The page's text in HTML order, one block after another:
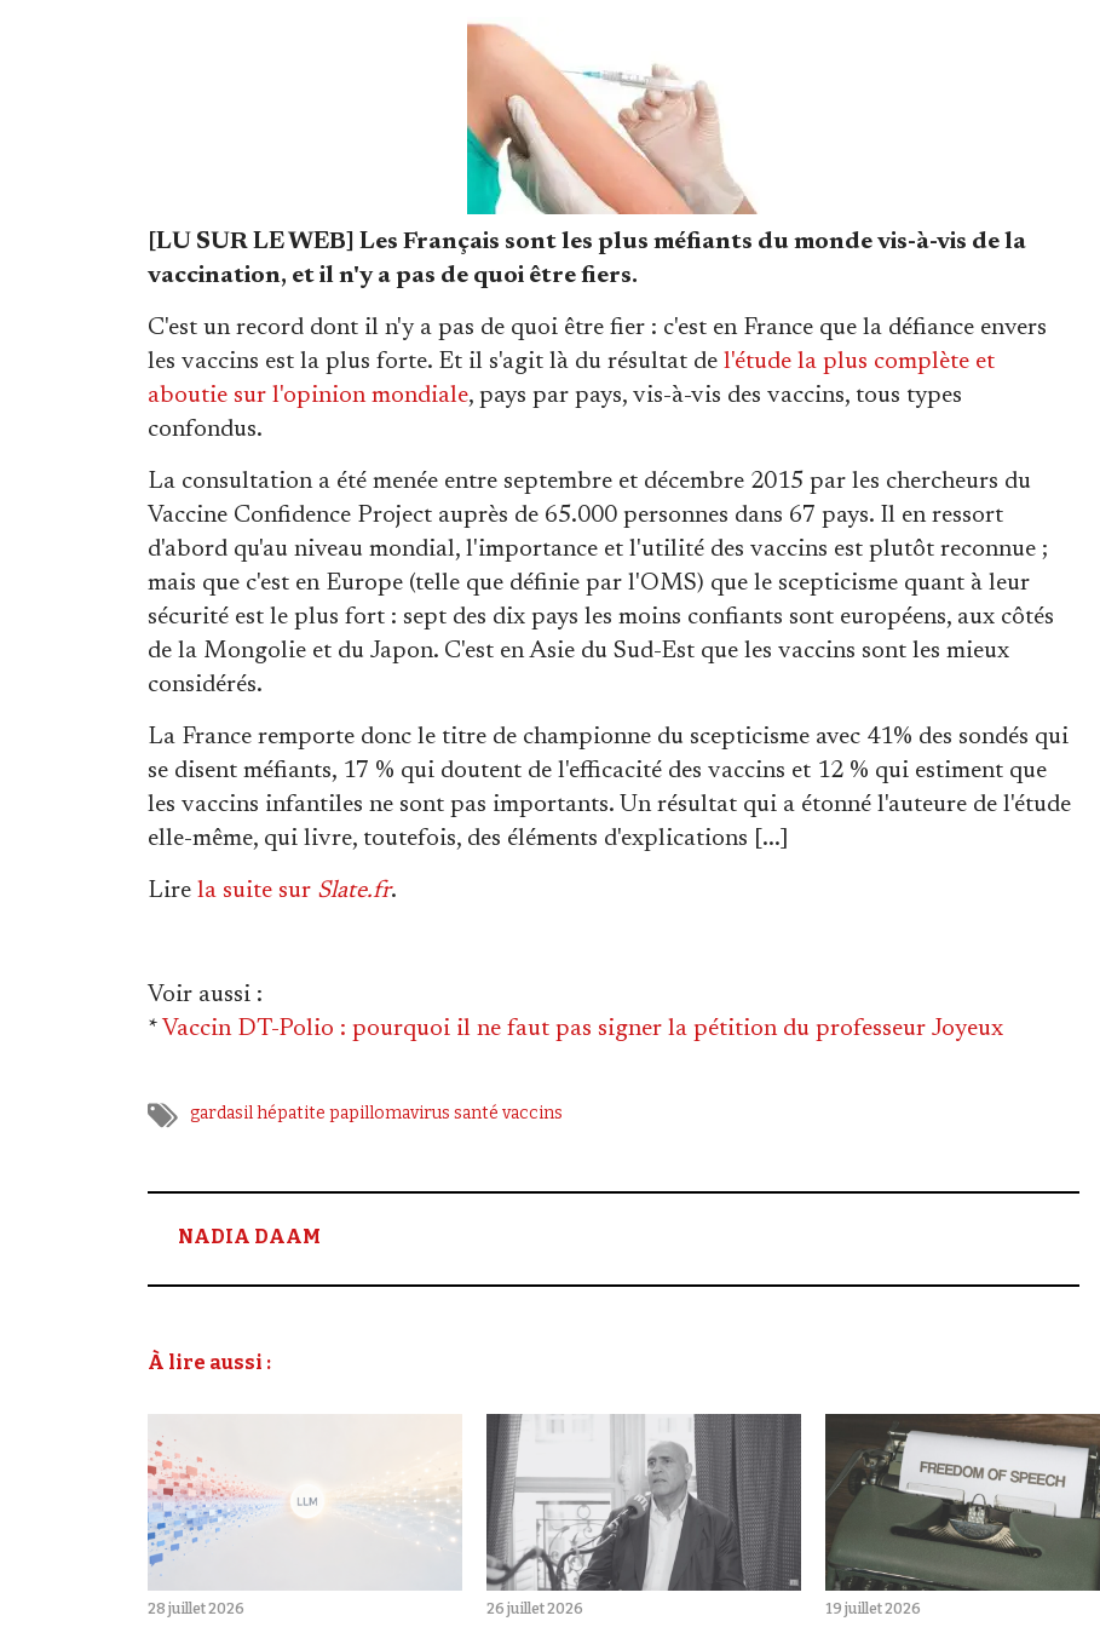
[LU SUR LE WEB] Les Français sont les plus méfiants du monde vis-à-vis de la
vaccination, et il n'y a pas de quoi être fiers.
C'est un record dont il n'y a pas de quoi être fier : c'est en France que la défiance envers
les vaccins est la plus forte. Et il s'agit là du résultat de l'étude la plus complète et
aboutie sur l'opinion mondiale, pays par pays, vis-à-vis des vaccins, tous types
confondus.
La consultation a été menée entre septembre et décembre 2015 par les chercheurs du
Vaccine Confidence Project auprès de 65.000 personnes dans 67 pays. Il en ressort
d'abord qu'au niveau mondial, l'importance et l'utilité des vaccins est plutôt reconnue ;
mais que c'est en Europe (telle que définie par l'OMS) que le scepticisme quant à leur
sécurité est le plus fort : sept des dix pays les moins confiants sont européens, aux côtés
de la Mongolie et du Japon. C'est en Asie du Sud-Est que les vaccins sont les mieux
considérés.
La France remporte donc le titre de championne du scepticisme avec 41% des sondés qui
se disent méfiants, 17 % qui doutent de l'efficacité des vaccins et 12 % qui estiment que
les vaccins infantiles ne sont pas importants. Un résultat qui a étonné l'auteure de l'étude
elle-même, qui livre, toutefois, des éléments d'explications [...]
Lire la suite sur Slate.fr.
Voir aussi :
* Vaccin DT-Polio : pourquoi il ne faut pas signer la pétition du professeur Joyeux
gardasilhépatite papillomavirus santé vaccins
NADIA DAAM
À lire aussi :
28 juillet 2026 26 juillet 2026 19 juillet 2026